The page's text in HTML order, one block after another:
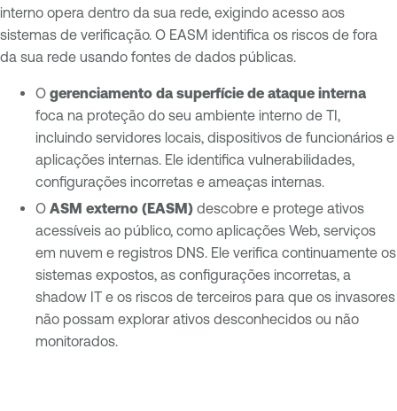
interno opera dentro da sua rede, exigindo acesso aos
sistemas de verificação. O EASM identifica os riscos de fora
da sua rede usando fontes de dados públicas.
O gerenciamento da superfície de ataque interna
foca na proteção do seu ambiente interno de TI,
incluindo servidores locais, dispositivos de funcionários e
aplicações internas. Ele identifica vulnerabilidades,
configurações incorretas e ameaças internas.
O ASM externo (EASM) descobre e protege ativos
acessíveis ao público, como aplicações Web, serviços
em nuvem e registros DNS. Ele verifica continuamente os
sistemas expostos, as configurações incorretas, a
shadow IT e os riscos de terceiros para que os invasores
não possam explorar ativos desconhecidos ou não
monitorados.